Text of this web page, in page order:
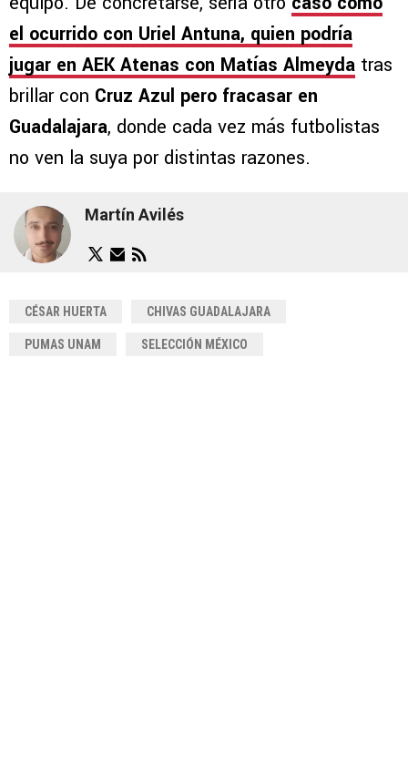
el ocurrido con Uriel Antuna, quien podría
jugar en AEK Atenas con Matías Almeyda tras
brillar con Cruz Azul pero fracasar en
Guadalajara, donde cada vez más futbolistas
no ven la suya por distintas razones.
Martín Avilés
CÉSAR HUERTA CHIVAS GUADALAJARA
PUMAS UNAM SELECCIÓN MÉXICO